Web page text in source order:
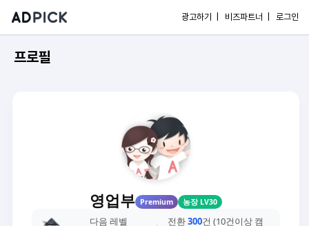
광고하기 | 비즈파트너 | 로그인
프로필
영업부 Premium 농장 LV30
다음 레벨
전환300건 (10건이상 캠